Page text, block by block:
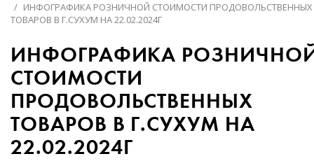
ИНФОГРАФИКА РОЗНИЧНОЙ СТОИМОСТИ ПРОДОВОЛЬСТВЕННЫХ
ТОВАРОВ В Г.СУХУМ НА 22.02.2024Г
ИНФОГРАФИКА
СТОИМОСТИ
ПРОДОВОЛЬСТВЕННЫХ
ТОВАРОВ В Г.СУХУМ НА
22.02.2024Г